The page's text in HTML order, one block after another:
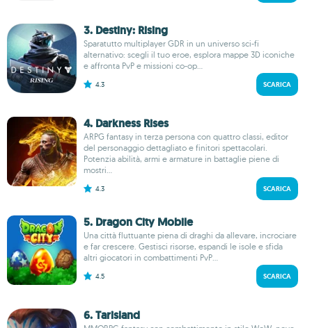
3. Destiny: Rising
Sparatutto multiplayer GDR in un universo sci-fi
alternativo: scegli il tuo eroe, esplora mappe 3D iconiche
e affronta PvP e missioni co-op...
4.3 SCARICA
4. Darkness Rises
ARPG fantasy in terza persona con quattro classi, editor
del personaggio dettagliato e finitori spettacolari.
Potenzia abilità, armi e armature in battaglie piene di
mostri...
4.3 SCARICA
5. Dragon City Mobile
Una città fluttuante piena di draghi da allevare, incrociare
e far crescere. Gestisci risorse, espandi le isole e sfida
altri giocatori in combattimenti PvP...
4.5 SCARICA
6. Tarisland